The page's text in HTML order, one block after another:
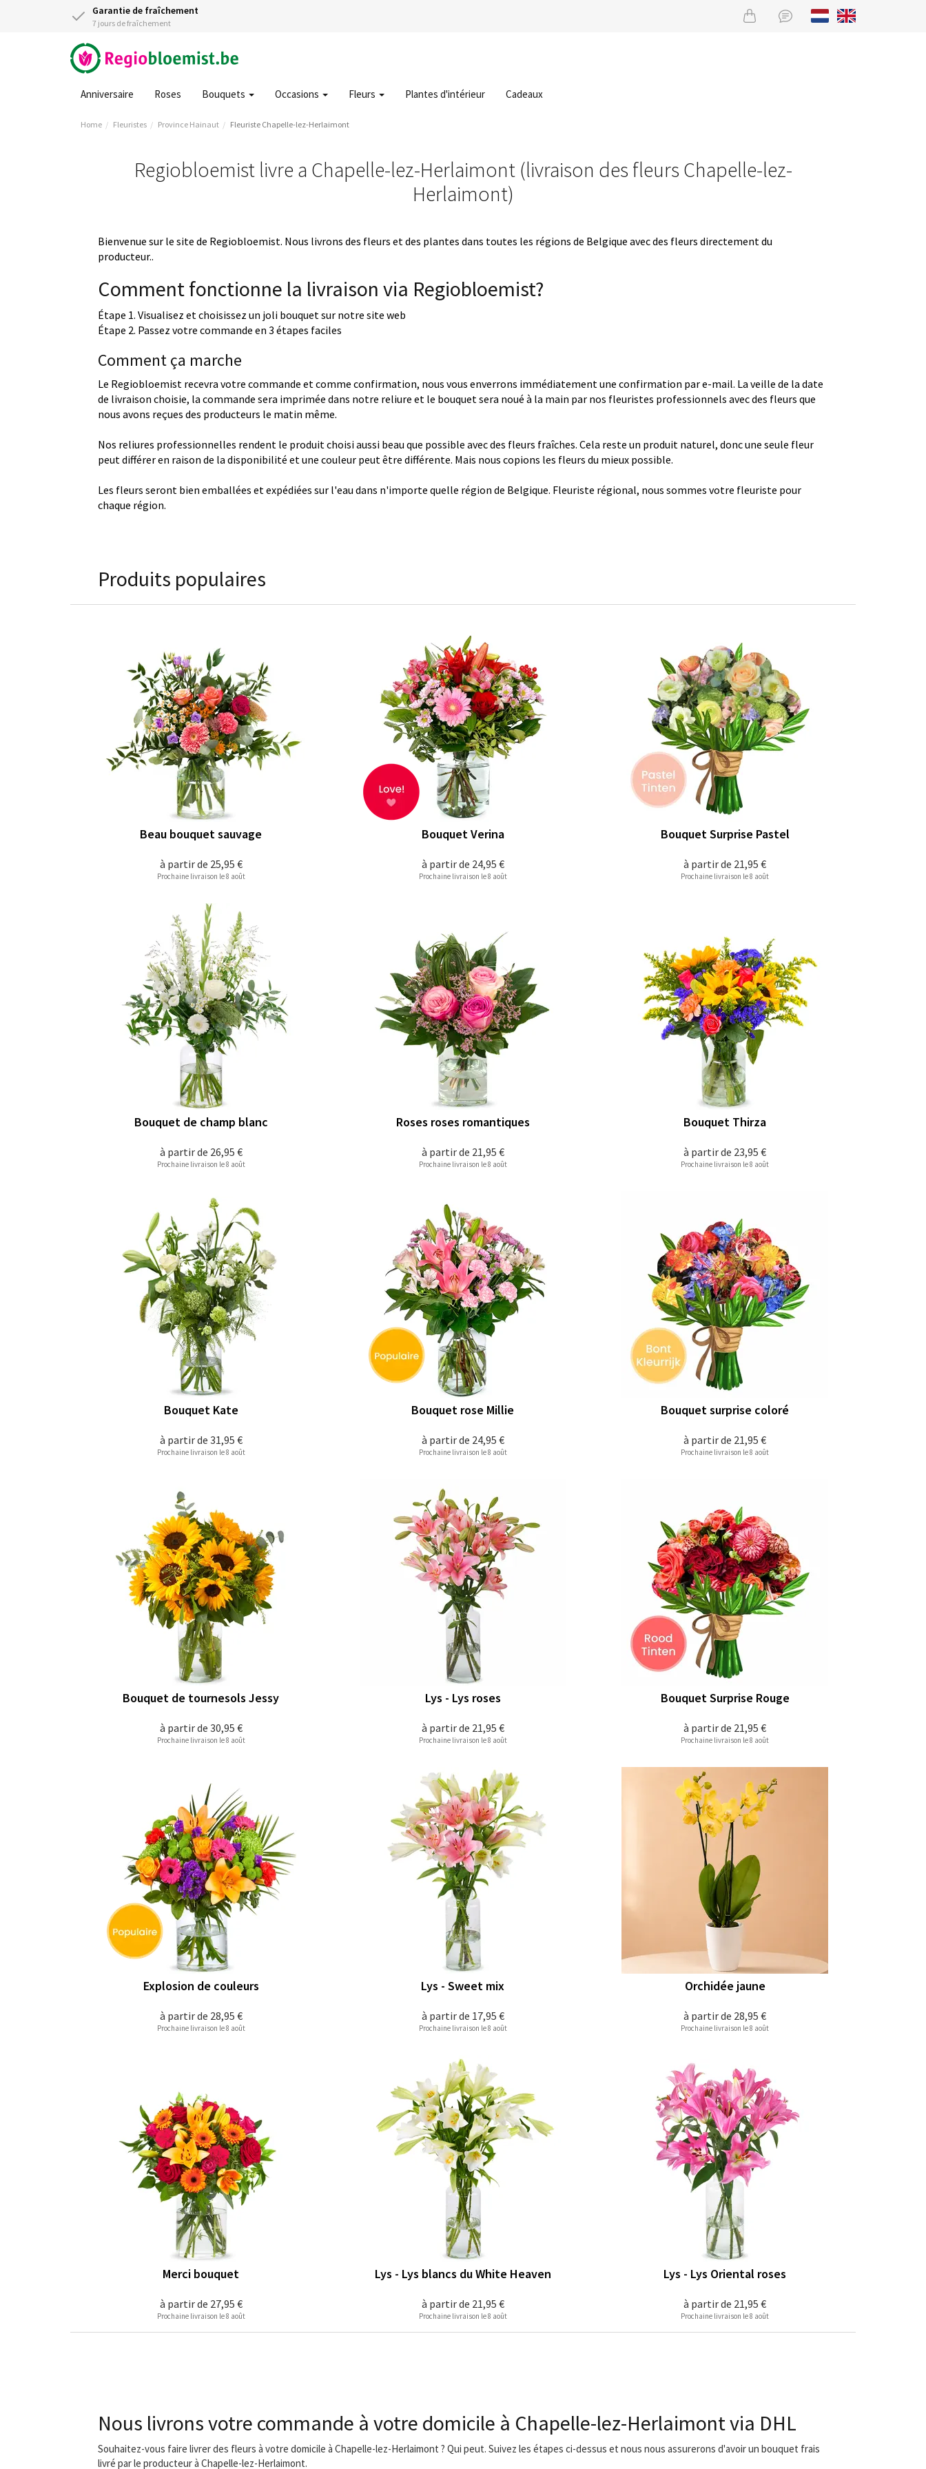
Garantie de fraîchement
7 jours de fraîchement
Anniversaire Roses Bouquets Occasions Fleurs Plantes d'intérieur Cadeaux
Home Fleuristes Province Hainaut Fleuriste Chapelle-lez-Herlaimont
Regiobloemist livre a Chapelle-lez-Herlaimont (livraison des fleurs Chapelle-lez-
Herlaimont)
Bienvenue sur le site de Regiobloemist. Nous livrons des fleurs et des plantes dans toutes les régions de Belgique avec des fleurs directement du
producteur..
Comment fonctionne la livraison via Regiobloemist?
Étape 1. Visualisez et choisissez un joli bouquet sur notre site web
Étape 2. Passez votre commande en 3 étapes faciles
Comment ça marche
Le Regiobloemist recevra votre commande et comme confirmation, nous vous enverrons immédiatement une confirmation par e-mail. La veille de la date
de livraison choisie, la commande sera imprimée dans notre reliure et le bouquet sera noué à la main par nos fleuristes professionnels avec des fleurs que
nous avons reçues des producteurs le matin même.
Nos reliures professionnelles rendent le produit choisi aussi beau que possible avec des fleurs fraîches. Cela reste un produit naturel, donc une seule fleur
peut différer en raison de la disponibilité et une couleur peut être différente. Mais nous copions les fleurs du mieux possible.
Les fleurs seront bien emballées et expédiées sur l'eau dans n'importe quelle région de Belgique. Fleuriste régional, nous sommes votre fleuriste pour
chaque région.
Produits populaires
à partir de 25,95 €
Beau bouquet sauvage
Prochaine livraison le 8 août
à partir de 24,95 €
Bouquet Verina
Prochaine livraison le 8 août
à partir de 21,95 €
Bouquet Surprise Pastel
Prochaine livraison le 8 août
à partir de 26,95 €
Bouquet de champ blanc
Prochaine livraison le 8 août
à partir de 21,95 €
Roses roses romantiques
Prochaine livraison le 8 août
à partir de 23,95 €
Bouquet Thirza
Prochaine livraison le 8 août
à partir de 31,95 €
Bouquet Kate
Prochaine livraison le 8 août
à partir de 24,95 €
Bouquet rose Millie
Prochaine livraison le 8 août
à partir de 21,95 €
Bouquet surprise coloré
Prochaine livraison le 8 août
à partir de 30,95 €
Bouquet de tournesols Jessy
Prochaine livraison le 8 août
à partir de 21,95 €
Lys - Lys roses
Prochaine livraison le 8 août
à partir de 21,95 €
Bouquet Surprise Rouge
Prochaine livraison le 8 août
à partir de 28,95 €
Explosion de couleurs
Prochaine livraison le 8 août
à partir de 17,95 €
Lys - Sweet mix
Prochaine livraison le 8 août
à partir de 28,95 €
Orchidée jaune
Prochaine livraison le 8 août
à partir de 27,95 €
Merci bouquet
Prochaine livraison le 8 août
à partir de 21,95 €
Lys - Lys blancs du White Heaven
Prochaine livraison le 8 août
à partir de 21,95 €
Lys - Lys Oriental roses
Prochaine livraison le 8 août
Nous livrons votre commande à votre domicile à Chapelle-lez-Herlaimont via DHL
Souhaitez-vous faire livrer des fleurs à votre domicile à Chapelle-lez-Herlaimont ? Qui peut. Suivez les étapes ci-dessus et nous nous assurerons d'avoir un bouquet frais
livré par le producteur à Chapelle-lez-Herlaimont.